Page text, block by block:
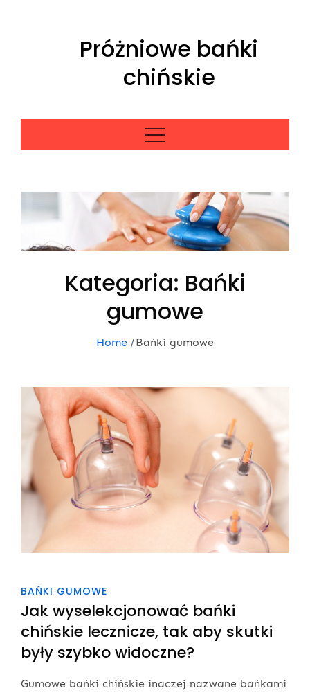
Próżniowe bańki
chińskie
Kategoria: Bańki
gumowe
Home Bańki gumowe
BAŃKI GUMOWE
Jak wyselekcjonować bańki
chińskie lecznicze, tak aby skutki
były szybko widoczne?
Gumowe bańki chińskie inaczej nazwane bańkami